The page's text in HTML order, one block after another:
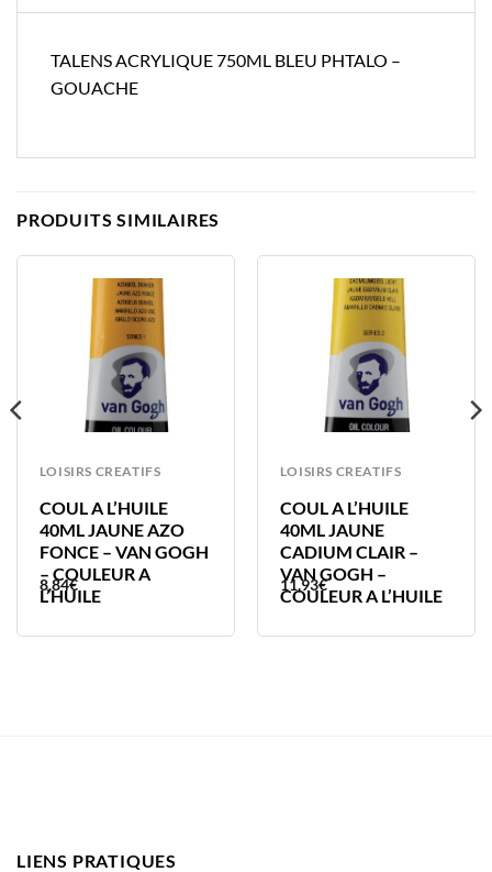
TALENS ACRYLIQUE 750ML BLEU PHTALO –
GOUACHE
PRODUITS SIMILAIRES
LOISIRS CREATIFS
COUL A L’HUILE
40ML JAUNE AZO
FONCE – VAN GOGH
– COULEUR A
L’HUILE
8,84€
LOISIRS CREATIFS
COUL A L’HUILE
40ML JAUNE
CADIUM CLAIR –
VAN GOGH –
COULEUR A L’HUILE
11,93€
LIENS PRATIQUES